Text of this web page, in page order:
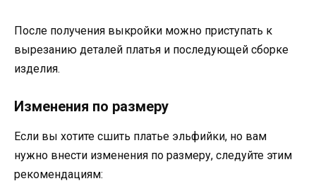
После получения выкройки можно приступать к
вырезанию деталей платья и последующей сборке
изделия.
Изменения по размеру
Если вы хотите сшить платье эльфийки, но вам
нужно внести изменения по размеру, следуйте этим
рекомендациям: